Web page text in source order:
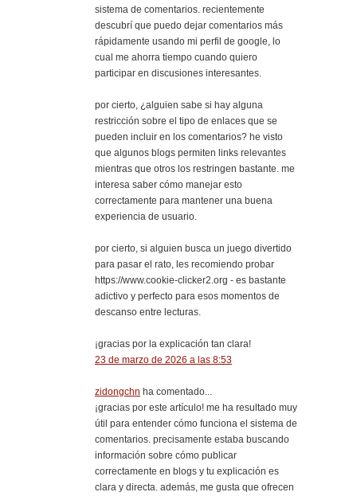
sistema de comentarios. recientemente
descubrí que puedo dejar comentarios más
rápidamente usando mi perfil de google, lo
cual me ahorra tiempo cuando quiero
participar en discusiones interesantes.
por cierto, ¿alguien sabe si hay alguna
restricción sobre el tipo de enlaces que se
pueden incluir en los comentarios? he visto
que algunos blogs permiten links relevantes
mientras que otros los restringen bastante. me
interesa saber cómo manejar esto
correctamente para mantener una buena
experiencia de usuario.
por cierto, si alguien busca un juego divertido
para pasar el rato, les recomiendo probar
https://www.cookie-clicker2.org - es bastante
adictivo y perfecto para esos momentos de
descanso entre lecturas.
¡gracias por la explicación tan clara!
23 de marzo de 2026 a las 8:53
zidongchn ha comentado...
¡gracias por este artículo! me ha resultado muy
útil para entender cómo funciona el sistema de
comentarios. precisamente estaba buscando
información sobre cómo publicar
correctamente en blogs y tu explicación es
clara y directa. además, me gusta que ofrecen